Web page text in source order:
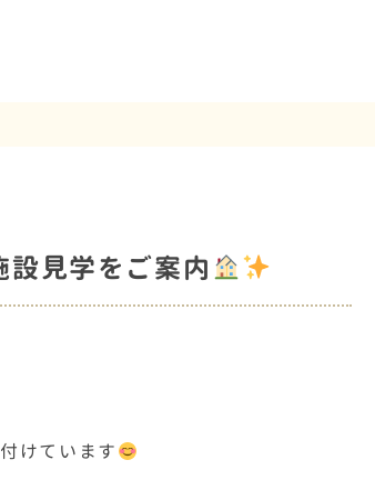
設見学をご案内
けています